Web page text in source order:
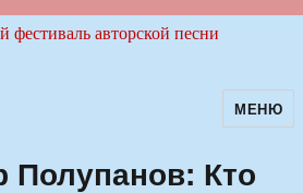
авторскойМЕНЮ
Полупанов: Кто